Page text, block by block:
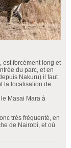
est forcément long et
du parc, et en
Nakuru) il faut
la localisation de
Masai Mara à
très fréquenté, en
de Nairobi, et où